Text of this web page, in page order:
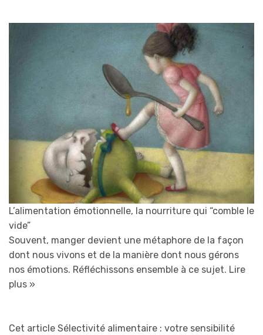
L’alimentation émotionnelle, la nourriture qui “comble le
vide”
Souvent, manger devient une métaphore de la façon
dont nous vivons et de la manière dont nous gérons
nos émotions. Réfléchissons ensemble à ce sujet. Lire
plus »
Cet article Sélectivité alimentaire : votre sensibilité